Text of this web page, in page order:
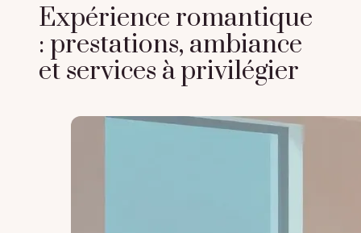
Expérience romantique
: prestations, ambiance
et services à privilégier